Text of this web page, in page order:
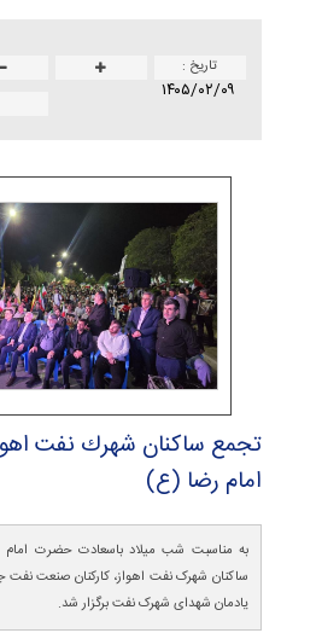
تاريخ :
۱۴۰۵/۰۲/۰۹
تجمع ساكنان شهرك نفت
امام رضا (ع)
به مناسبت شب میلاد باسعادت حضرت
ساکنان شهرک نفت اهواز، کارکنان صنعت نفت
یادمان شهدای شهرک نفت برگزار شد.